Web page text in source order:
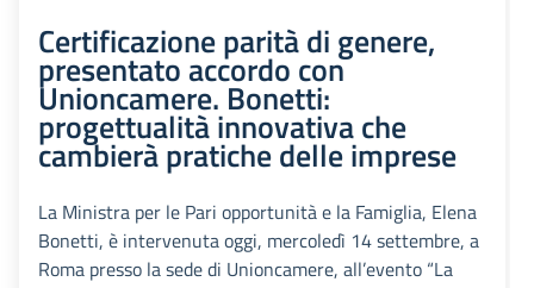
Certificazione parità di genere,
presentato accordo con
Unioncamere. Bonetti:
progettualità innovativa che
cambierà pratiche delle imprese
La Ministra per le Pari opportunità e la Famiglia, Elena
Bonetti, è intervenuta oggi, mercoledì 14 settembre, a
Roma presso la sede di Unioncamere, all’evento “La